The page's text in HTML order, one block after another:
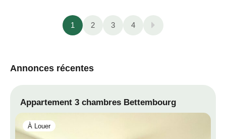
1 2 3 4
Annonces récentes
Appartement 3 chambres Bettembourg
À Louer